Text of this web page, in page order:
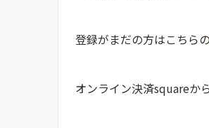
登録がまだの方はこちらの
オンライン決済squareか